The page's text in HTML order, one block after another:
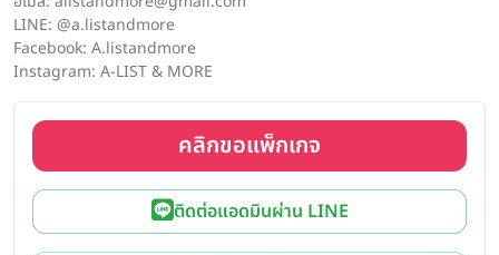
LINE: @a.listandmore
Facebook: A.listandmore
Instagram: A-LIST & MORE
คลิกขอแพ็กเกจ
ติดต่อแอดมินผ่าน LINE